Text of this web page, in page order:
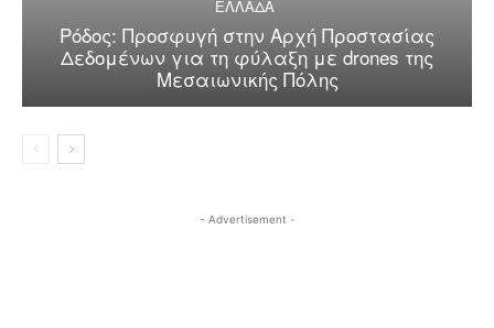
ΕΛΛΑΔΑ
Ρόδος: Προσφυγή στην Αρχή Προστασίας
Δεδομένων για τη φύλαξη με drones της
Μεσαιωνικής Πόλης
- Advertisement -